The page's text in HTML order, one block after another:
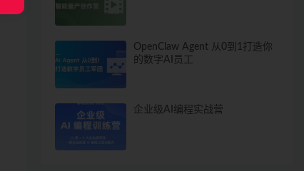
OpenClaw Agent 从0到1打造你
的数字AI员工
企业级AI编程实战营